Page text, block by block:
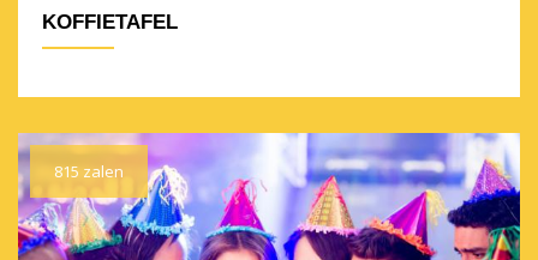
KOFFIETAFEL
815 zalen